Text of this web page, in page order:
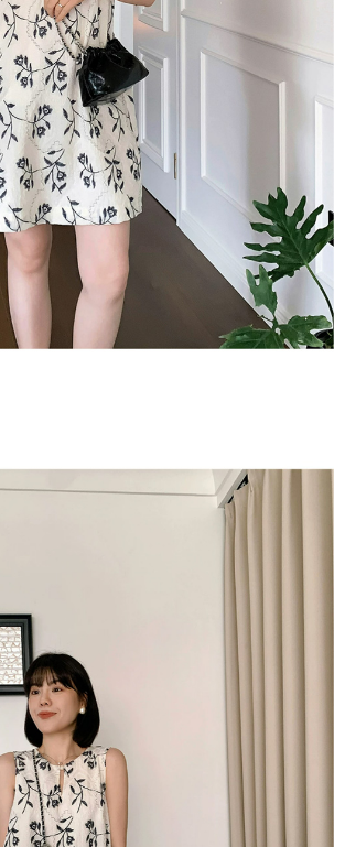
份有限公司提供之「AFTEE先享後付」服務完成之交
範圍內提供個人資料，並將交易相關給付款項請求債
有限公司。
事宜，請瀏覽以下網址：
#terms3
事先徵得法定代理人或監護人之同意方可使用
若未經同意申辦者引起之損失，本公司不負相關責
後付」時，將依據個別帳號之用戶狀況，依本公司即
額度；若仍有額度不足之情形，本公司將視審查結果
。
帳號或使用他人資訊註冊。若發現惡意使用之情形，
將有權停止該用戶之使用額度並採取法律行動。
含以上)免運費
含以上)免運費
含以上)免運費
查看運費